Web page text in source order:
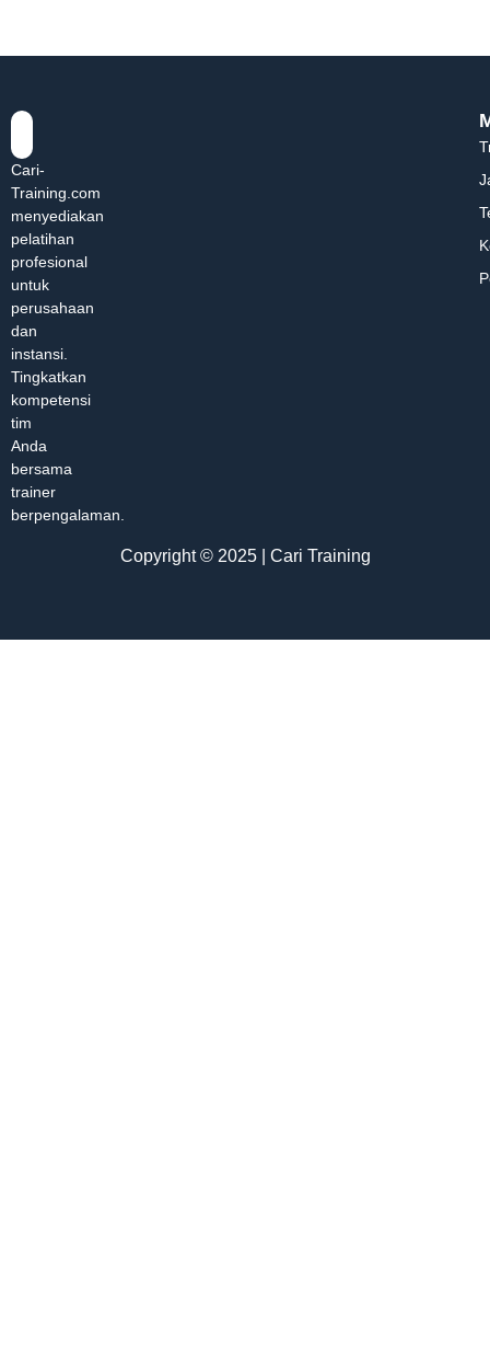
Cari-
Training.com
menyediakan
pelatihan
profesional
untuk
perusahaan
dan
instansi.
Tingkatkan
kompetensi
tim
Anda
bersama
trainer
berpengalaman.
Copyright © 2025 | Cari Training